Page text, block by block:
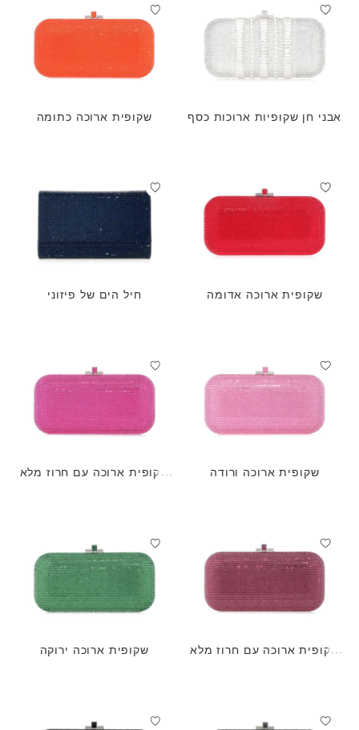
אבני חן שקופיות ארוכות כסף שקופית ארוכה כתומה
שקופית ארוכה אדומה חיל הים של פיזוני
שקופית ארוכה ורודה
שקופית ארוכה עם חרוז מלא
שקופית ארוכה עם חרוז מלא
שקופית ארוכה ירוקה